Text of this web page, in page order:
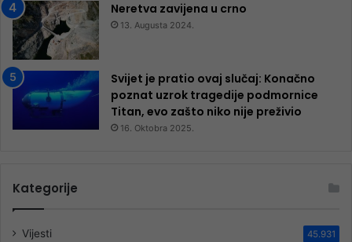
Neretva zavijena u crno
13. Augusta 2024.
Svijet je pratio ovaj slučaj: Konačno
poznat uzrok tragedije podmornice
Titan, evo zašto niko nije preživio
16. Oktobra 2025.
Kategorije
Vijesti 45.931